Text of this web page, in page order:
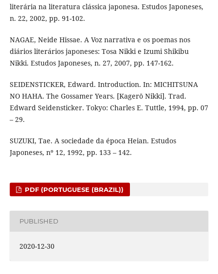
literária na literatura clássica japonesa. Estudos Japoneses,
n. 22, 2002, pp. 91-102.
NAGAE, Neide Hissae. A Voz narrativa e os poemas nos
diários literários japoneses: Tosa Nikki e Izumi Shikibu
Nikki. Estudos Japoneses, n. 27, 2007, pp. 147-162.
SEIDENSTICKER, Edward. Introduction. In: MICHITSUNA
NO HAHA. The Gossamer Years. [Kagerō Nikki]. Trad.
Edward Seidensticker. Tokyo: Charles E. Tuttle, 1994, pp. 07
– 29.
SUZUKI, Tae. A sociedade da época Heian. Estudos
Japoneses, nº 12, 1992, pp. 133 – 142.
PDF (PORTUGUESE (BRAZIL))
PUBLISHED
2020-12-30